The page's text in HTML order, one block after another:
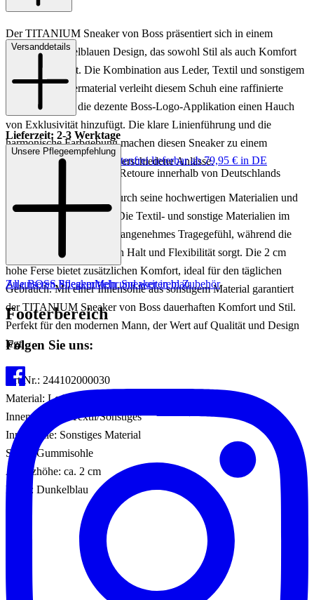
Der TITANIUM Sneaker von Boss präsentiert sich in einem
eleganten dunkelblauen Design, das sowohl Stil als auch Komfort
für Herren bietet. Die Kombination aus Leder, Textil und sonstigem
Material im Obermaterial verleiht diesem Schuh eine raffinierte
Optik, während die dezente Boss-Logo-Applikation einen Hauch
von Exklusivität hinzufügt. Die klare Linienführung und die
harmonische Farbgebung machen diesen Sneaker zu einem
vielseitigen Begleiter für verschiedene Anlässe.
Dieser Sneaker besticht durch seine hochwertigen Materialien und
sorgfältige Verarbeitung. Die Textil- und sonstige Materialien im
Innenfutter sorgen für ein angenehmes Tragegefühl, während die
Gummisohle für optimalen Halt und Flexibilität sorgt. Die 2 cm
hohe Ferse bietet zusätzlichen Komfort, ideal für den täglichen
Gebrauch. Mit einer Innensohle aus sonstigem Material garantiert
der TITANIUM Sneaker von Boss dauerhaften Komfort und Stil.
Perfekt für den modernen Mann, der Wert auf Qualität und Design
legt.
Art.Nr.: 244102000030
Material: Leder/Textil/Sonstiges Material
Innenmaterial: Textil/Sonstiges
Innensohle: Sonstiges Material
Sohle: Gummisohle
Absatzhöhe: ca. 2 cm
Farbe: Dunkelblau
Versanddetails
Lieferzeit: 2-3 Werktage
Keine Versandkosten:
kostenfrei lieferbar ab 79,95 € in DE
Einfache und Kostenlose Retoure innerhalb von Deutschlands
Unsere Pflegeempfehlung
Zu unseren Pflegemitteln und weiterem Zubehör
Alle BOSS SneakerMehr Sneaker in blau
Footerbereich
Folgen Sie uns: